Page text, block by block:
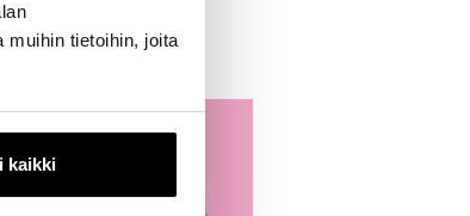
muihin tietoihin, joita
kaikki